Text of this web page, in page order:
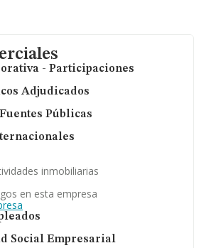
- Participaciones
Adjudicados
Públicas
inmobiliarias
en esta empresa
Social Empresarial